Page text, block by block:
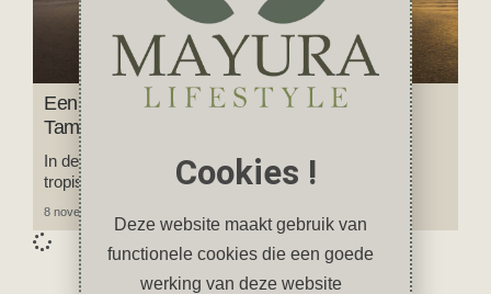
Een reis door Zuid-India in foto’s: Karnataka,
Tamil Nadu en Kerala
In deze fotoblog neem ik je mee op reis naar het
tropische groene zuiden van India.
8 november 2024
Cookies !
Deze website maakt gebruik van
functionele cookies die een goede
werking van deze website